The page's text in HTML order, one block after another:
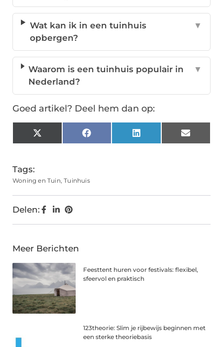
Wat kan ik in een tuinhuis
opbergen?
▼
Waarom is een tuinhuis populair in
Nederland?
▼
Goed artikel? Deel hem dan op:
X
(Twitter)
Facebook LinkedIn Email
Tags:
Woning en Tuin,Tuinhuis
Delen:
Meer Berichten
Feesttent huren voor festivals: flexibel,
sfeervol en praktisch
123theorie: Slim je rijbewijs beginnen met
een sterke theoriebasis